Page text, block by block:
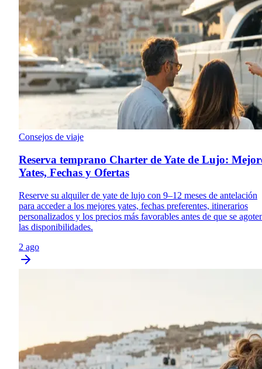
Consejos de viaje
Reserva temprano Charter de Yate de Lujo:
Yates, Fechas y Ofertas
Reserve su alquiler de yate de lujo con 9–12 meses de antelación
para acceder a los mejores yates, fechas preferentes, itinerarios
personalizados y los precios más favorables antes de que se
las disponibilidades.
2 ago